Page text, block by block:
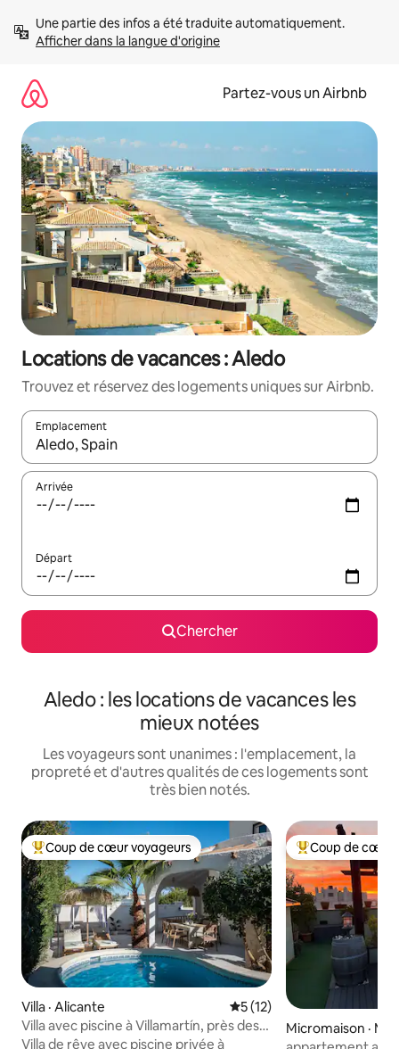
directement
Afficher dans la langue d'origine
Partez-vous un Airbnb
Locations de vacances : Aledo
Trouvez et réservez des logements uniques sur Airbnb.
Emplacement
Quand les résultats sont affichés, parcourez-les en utilisant
Arrivée
Départ
Chercher
Aledo : les locations de vacances les
mieux notées
Les voyageurs sont unanimes : l'emplacement, la
propreté et d'autres qualités de ces logements sont
très bien notés.
Coup de cœur voyageurs parmi les plus aimés
Coup de cœur voyageurs
Villa · Alicante Note moyenne de 5 sur 5,
5 (12)
Villa avec piscine à Villamartín, près des
terrains de golf et de La Zenia
Villa de rêve avec piscine privée à
Coup de cœur
Coup de cœur
Micromaison ·